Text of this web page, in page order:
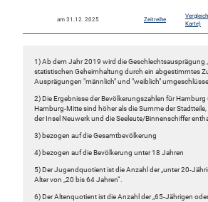
am 31.12. 2025 Zeitreihe
Karte)
1) Ab dem Jahr 2019 wird die Geschlechtsausprägung
statistischen Geheimhaltung durch ein abgestimmtes
Ausprägungen "männlich" und "weiblich"
2) Die Ergebnisse der Bevölkerungszahlen für Hamburg
Hamburg-Mitte sind höher als die Summe der Stadtteile,
der Insel Neuwerk und die Seeleute/Binnenschiffer
3) bezogen auf die Gesamtbevölkerung
4) bezogen auf die Bevölkerung unter 18 Jahren
5) Der Jugendquotient ist die Anzahl der „unter 20-
Alter von „20 bis 64 Jahren“.
6) Der Altenquotient ist die Anzahl der „65-Jährigen